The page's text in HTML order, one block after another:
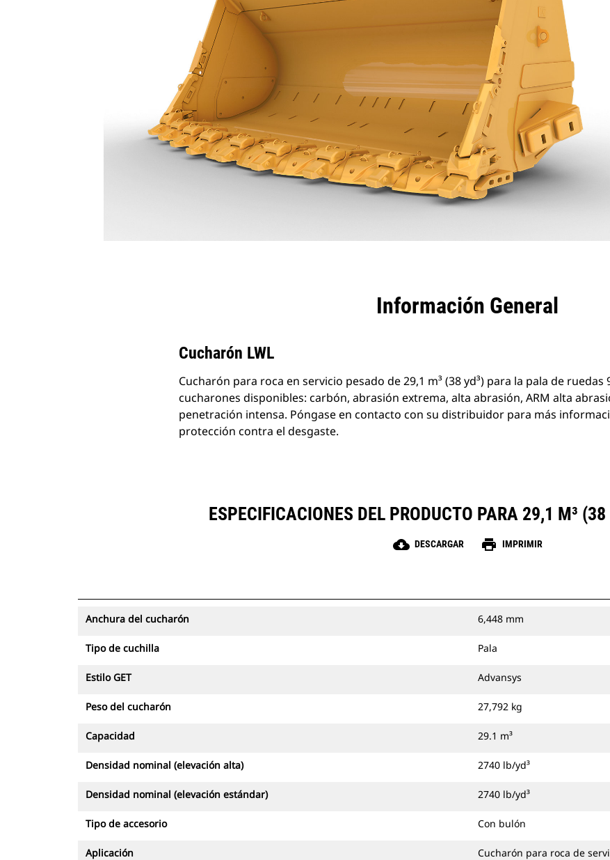
Información General
Cucharón LWL
Cucharón para roca en servicio pesado de 29,1 m³ (38 yd³) para la pala de ruedas
cucharones disponibles: carbón, abrasión extrema, alta abrasión, ARM alta
penetración intensa. Póngase en contacto con su distribuidor para más
protección contra el desgaste.
ESPECIFICACIONES DEL PRODUCTO PARA 29,1 M³
cloud_download DESCARGAR print IMPRIMIR
Anchura del cucharón 6,448 mm
Tipo de cuchilla Pala
Estilo GET Advansys
Peso del cucharón 27,792 kg
Capacidad 29.1 m³
Densidad nominal (elevación alta) 2740 lb/yd³
Densidad nominal (elevación estándar) 2740 lb/yd³
Tipo de accesorio Con bulón
Aplicación Cucharón para roca de